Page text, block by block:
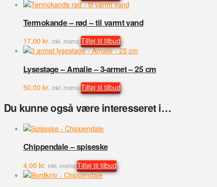
Termokande – rød – til varmt vand
17,00 kr. inkl. moms Tilføj til tilbud
Lysestage – Amalie – 3-armet – 25 cm
50,00 kr. inkl. moms Tilføj til tilbud
Du kunne også være interesseret i…
Chippendale – spiseske
4,00 kr. inkl. moms Tilføj til tilbud